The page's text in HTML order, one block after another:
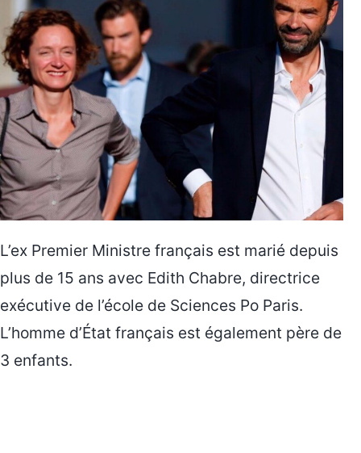
L’ex Premier Ministre français est marié depuis
plus de 15 ans avec Edith Chabre, directrice
exécutive de l’école de Sciences Po Paris.
L’homme d’État français est également père de
3 enfants.